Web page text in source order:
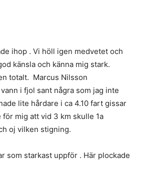
ihop . Vi höll igen medvetet och
känsla och känna mig stark.
totalt. Marcus Nilsson
i fjol sant några som jag inte
lite hårdare i ca 4.10 fart gissar
för mig att vid 3 km skulle 1a
oj vilken stigning.
som starkast uppför . Här plockade